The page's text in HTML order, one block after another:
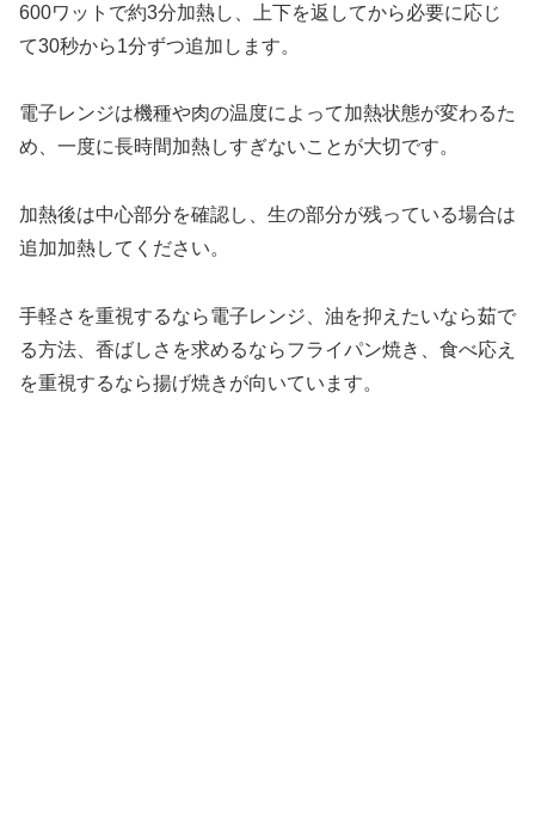
600ワットで約3分加熱し、上下を返してから必要に応じ
て30秒から1分ずつ追加します。
電子レンジは機種や肉の温度によって加熱状態が変わるた
め、一度に長時間加熱しすぎないことが大切です。
加熱後は中心部分を確認し、生の部分が残っている場合は
追加加熱してください。
手軽さを重視するなら電子レンジ、油を抑えたいなら茹で
る方法、香ばしさを求めるならフライパン焼き、食べ応え
を重視するなら揚げ焼きが向いています。